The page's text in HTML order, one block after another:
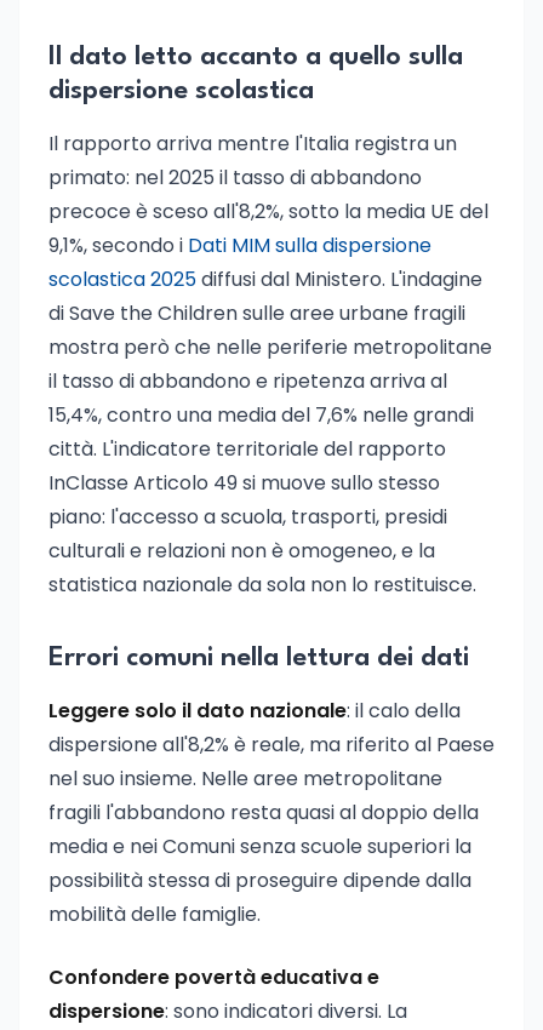
Il dato letto accanto a quello sulla
dispersione scolastica
Il rapporto arriva mentre l'Italia registra un
primato: nel 2025 il tasso di abbandono
precoce è sceso all'8,2%, sotto la media UE del
9,1%, secondo i Dati MIM sulla dispersione
scolastica 2025diffusi dal Ministero. L'indagine
di Save the Children sulle aree urbane fragili
mostra però che nelle periferie metropolitane
il tasso di abbandono e ripetenza arriva al
15,4%, contro una media del 7,6% nelle grandi
città. L'indicatore territoriale del rapporto
InClasse Articolo 49 si muove sullo stesso
piano: l'accesso a scuola, trasporti, presidi
culturali e relazioni non è omogeneo, e la
statistica nazionale da sola non lo restituisce.
Errori comuni nella lettura dei dati
Leggere solo il dato nazionale: il calo della
dispersione all'8,2% è reale, ma riferito al Paese
nel suo insieme. Nelle aree metropolitane
fragili l'abbandono resta quasi al doppio della
media e nei Comuni senza scuole superiori la
possibilità stessa di proseguire dipende dalla
mobilità delle famiglie.
Confondere povertà educativa e
dispersione: sono indicatori diversi. La